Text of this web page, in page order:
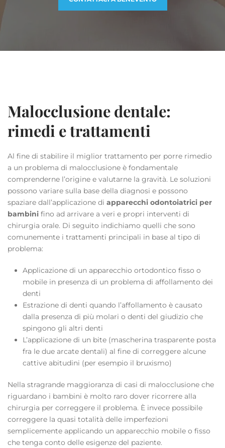
Malocclusione dentale:
rimedi e trattamenti
Al fine di stabilire il miglior trattamento per porre rimedio
a un problema di malocclusione è fondamentale
comprenderne l’origine e valutarne la gravità. Le soluzioni
possono variare sulla base della diagnosi e possono
spaziare dall’applicazione di apparecchi odontoiatrici per
bambini fino ad arrivare a veri e propri interventi di
chirurgia orale. Di seguito indichiamo quelli che sono
comunemente i trattamenti principali in base al tipo di
problema:
Applicazione di un apparecchio ortodontico fisso o
mobile in presenza di un problema di affollamento dei
denti
Estrazione di denti quando l’affollamento è causato
dalla presenza di più molari o denti del giudizio che
spingono gli altri denti
L’applicazione di un bite (mascherina trasparente posta
fra le due arcate dentali) al fine di correggere alcune
cattive abitudini (per esempio il bruxismo)
Nella stragrande maggioranza di casi di malocclusione che
riguardano i bambini è molto raro dover ricorrere alla
chirurgia per correggere il problema. È invece possibile
correggere la quasi totalità delle imperfezioni
semplicemente applicando un apparecchio mobile o fisso
che tenga conto delle esigenze del paziente.